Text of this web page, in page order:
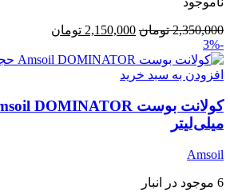
2,350,000 تومان قیمت
2,350,000 تومان
بود.
2,150,000 تومان
2,150,000 تومان.
-3%
افزودن به سبد خرید
میلی‌لیتر
Amsoil
6 موجود در انبار